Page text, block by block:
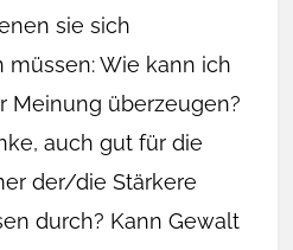
sie sich
müssen: Wie kann ich
Meinung überzeugen?
auch gut für die
der/die Stärkere
durch? Kann Gewalt